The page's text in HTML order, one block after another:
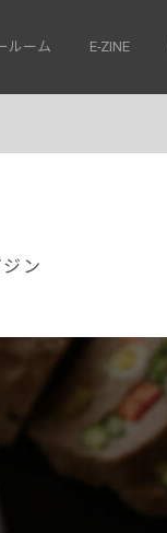
ルーム E-ZINE
ン